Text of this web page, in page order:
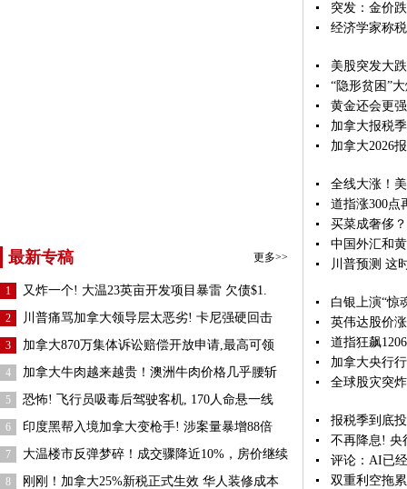
最新专稿 更多>>
1 又炸一个! 大温23英亩开发项目暴雷 欠债$1.
2 川普痛骂加拿大领导层太恶劣! 卡尼强硬回击
3 加拿大870万集体诉讼赔偿开放申请,最高可领
4 加拿大牛肉越来越贵！澳洲牛肉价格几乎腰斩
5 恐怖! 飞行员吸毒后驾驶客机, 170人命悬一线
6 印度黑帮入境加拿大变枪手! 涉案量暴增88倍
7 大温楼市反弹梦碎！成交骤降近10%，房价继续
8 刚刚！加拿大25%新税正式生效 华人装修成本
突发：金价
经济学家称
美股突发大
“隐形贫困”
黄金还会更
加拿大报税
加拿大2026
全线大涨！
道指涨300点
买菜成奢侈
中国外汇和
川普预测 这
白银上演“惊
英伟达股价
道指狂飙
加拿大央行
全球股灾突
报税季到底
不再降息! 央
评论：AI已
双重利空拖